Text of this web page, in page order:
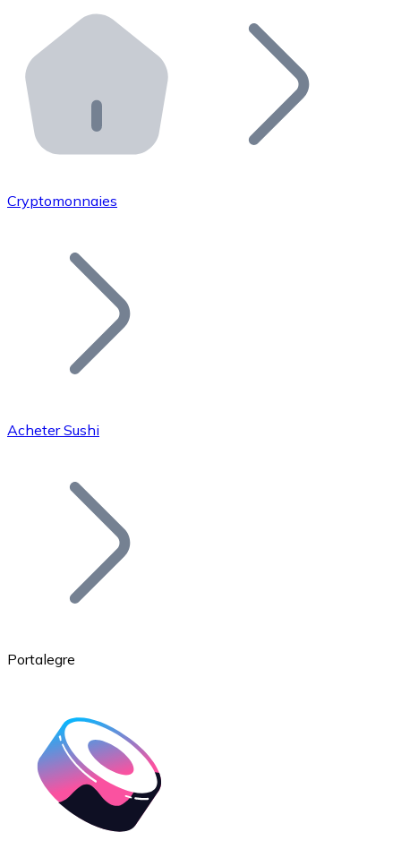
Distributeurs automatiques Bitnovo
Intégrez un ATM Bitnovo dans votre entreprise et
API Bitnovo
Intégrez notre API dans votre écosystème.
Rejoignez notre réseau de distributeurs et
Ajoutez le token de votre projet à notre service
Bitcoin
Ethereum
ETH
Cryptomonnaies
Acheter Sushi
Portalegre